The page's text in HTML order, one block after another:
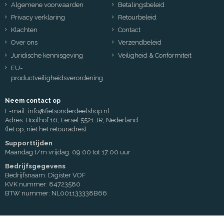
Algemene voorwaarden
Betalingsbeleid
Privacy verklaring
Retourbeleid
Klachten
Contact
Over ons
Verzendbeleid
Juridische kennisgeving
Veiligheid & Conformiteit
EU-
productveiligheidsverordening
Neem contact op
E-mail: info@fietsonderdeelshop.nl
Adres: Hoolhof 16, Eersel 5521 JR, Nederland
(let op, niet het retouradres)
Supporttijden
Maandag t/m vrijdag: 09:00 tot 17:00 uur
Bedrijfsgegevens
Bedrijfsnaam: Digister VOF
KVK nummer: 84723580
BTW nummer: NL001133338B66